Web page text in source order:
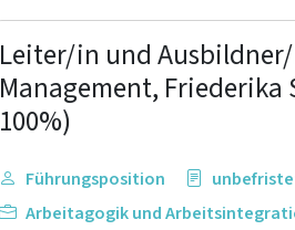
Leiter/in und
Management,
100%)
Führungsposition
Arbeitagogik und